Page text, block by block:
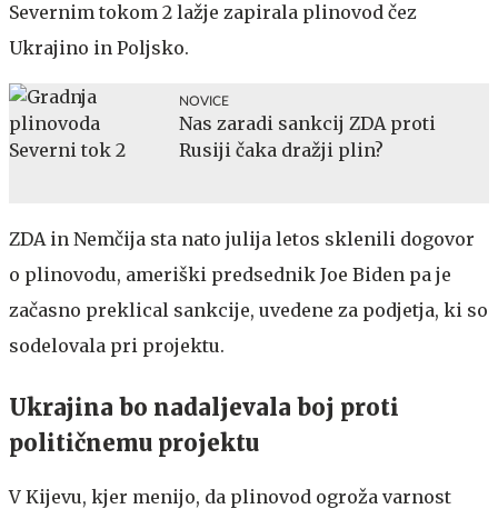
Severnim tokom 2 lažje zapirala plinovod čez
Ukrajino in Poljsko.
NOVICE
Nas zaradi sankcij ZDA proti
Rusiji čaka dražji plin?
ZDA in Nemčija sta nato julija letos sklenili dogovor
o plinovodu, ameriški predsednik Joe Biden pa je
začasno preklical sankcije, uvedene za podjetja, ki so
sodelovala pri projektu.
Ukrajina bo nadaljevala boj proti
političnemu projektu
V Kijevu, kjer menijo, da plinovod ogroža varnost